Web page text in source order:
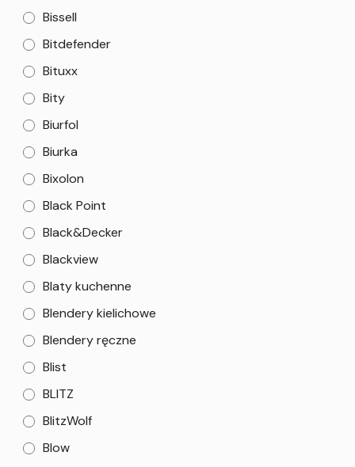
Bissell
Bitdefender
Bituxx
Bity
Biurfol
Biurka
Bixolon
Black Point
Black&Decker
Blackview
Blaty kuchenne
Blendery kielichowe
Blendery ręczne
Blist
BLITZ
BlitzWolf
Blow